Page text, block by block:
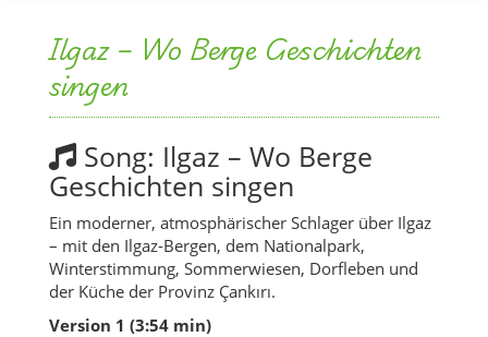
Ilgaz – Wo Berge Geschichten
singen
Song: Ilgaz – Wo Berge
Geschichten singen
Ein moderner, atmosphärischer Schlager über Ilgaz
– mit den Ilgaz-Bergen, dem Nationalpark,
Winterstimmung, Sommerwiesen, Dorfleben und
der Küche der Provinz Çankırı.
Version 1 (3:54 min)